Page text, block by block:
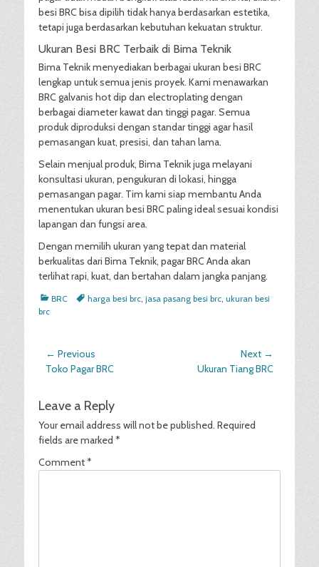
besi BRC bisa dipilih tidak hanya berdasarkan estetika,
tetapi juga berdasarkan kebutuhan kekuatan struktur.
Ukuran Besi BRC Terbaik di Bima Teknik
Bima Teknik menyediakan berbagai ukuran besi BRC
lengkap untuk semua jenis proyek. Kami menawarkan
BRC galvanis hot dip dan electroplating dengan
berbagai diameter kawat dan tinggi pagar. Semua
produk diproduksi dengan standar tinggi agar hasil
pemasangan kuat, presisi, dan tahan lama.
Selain menjual produk, Bima Teknik juga melayani
konsultasi ukuran, pengukuran di lokasi, hingga
pemasangan pagar. Tim kami siap membantu Anda
menentukan ukuran besi BRC paling ideal sesuai kondisi
lapangan dan fungsi area.
Dengan memilih ukuran yang tepat dan material
berkualitas dari Bima Teknik, pagar BRC Anda akan
terlihat rapi, kuat, dan bertahan dalam jangka panjang.
Categories
BRC Tagsharga besi brc, jasa pasang besi brc, ukuran besi
brc
Post
navigation
← Previous
Previous
Toko Pagar BRC
Next →
Ukuran Tiang BRC
Leave a Reply
Your email address will not be published. Required
fields are marked *
Comment*